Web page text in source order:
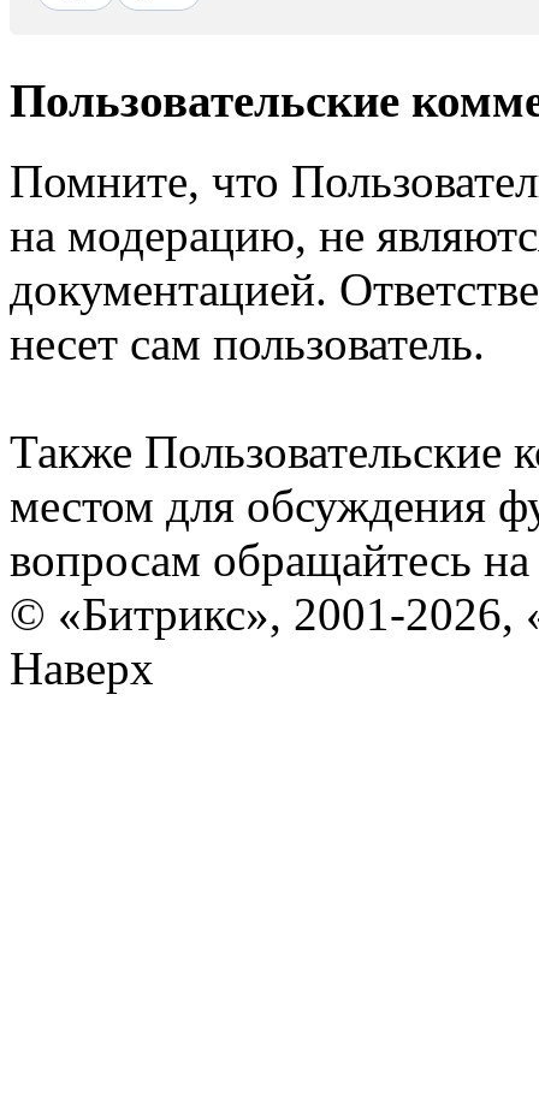
Пользовательские
Помните, что
на модерацию, не
документацией.
несет сам пользователь.
Также Пользовательские
местом для обсуждения
вопросам обращайтесь
© «Битрикс», 2001-2026,
Наверх